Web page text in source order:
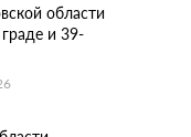
области
и 39-